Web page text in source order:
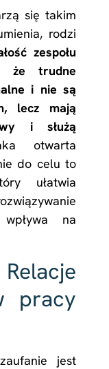
się takim
rodzi
zespołu
że trudne
i nie są
lecz mają
i służą
otwarta
do celu to
ułatwia
na
pracy
jest